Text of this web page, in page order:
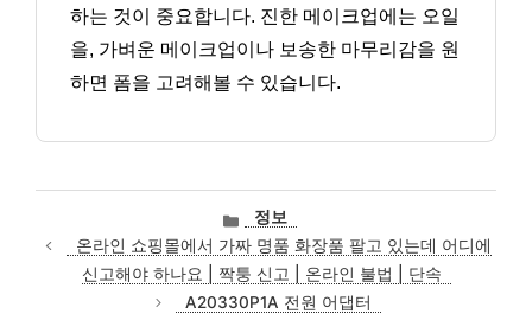
하는 것이 중요합니다. 진한 메이크업에는 오일
을, 가벼운 메이크업이나 보송한 마무리감을 원
하면 폼을 고려해볼 수 있습니다.
카
테
고
리
정보
온라인 쇼핑몰에서 가짜 명품 화장품 팔고 있는데 어디에
신고해야 하나요 | 짝퉁 신고 | 온라인 불법 | 단속
A20330P1A 전원 어댑터